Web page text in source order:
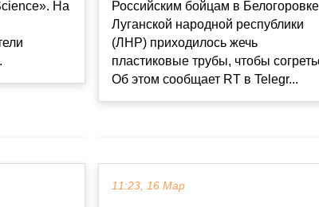
На
Российским бойцам в Белогоровке
Луганской народной республики
(ЛНР) приходилось жечь
пластиковые трубы, чтобы
Об этом сообщает RT в Telegr...
11:23, 16 Мар